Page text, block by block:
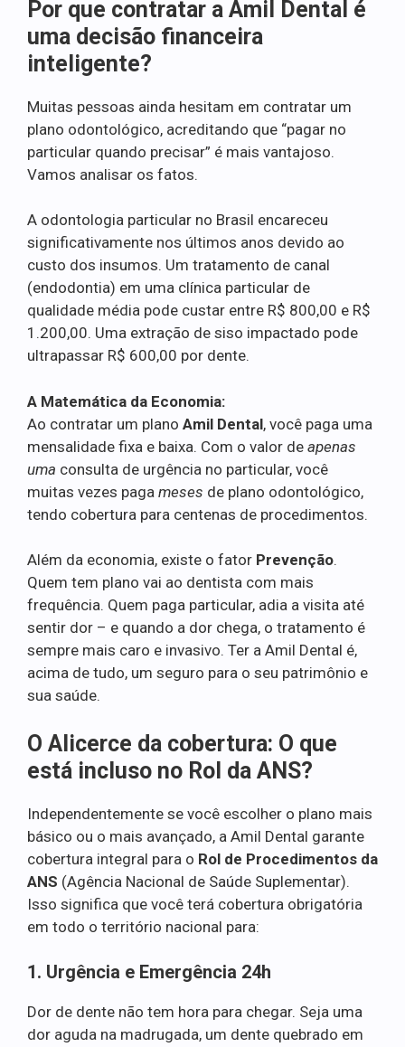
Por que contratar a Amil Dental é
uma decisão financeira
inteligente?
Muitas pessoas ainda hesitam em contratar um
plano odontológico, acreditando que “pagar no
particular quando precisar” é mais vantajoso.
Vamos analisar os fatos.
A odontologia particular no Brasil encareceu
significativamente nos últimos anos devido ao
custo dos insumos. Um tratamento de canal
(endodontia) em uma clínica particular de
qualidade média pode custar entre R$ 800,00 e R$
1.200,00. Uma extração de siso impactado pode
ultrapassar R$ 600,00 por dente.
A Matemática da Economia:
Ao contratar um plano Amil Dental, você paga uma
mensalidade fixa e baixa. Com o valor de apenas
uma consulta de urgência no particular, você
muitas vezes paga meses de plano odontológico,
tendo cobertura para centenas de procedimentos.
Além da economia, existe o fator Prevenção.
Quem tem plano vai ao dentista com mais
frequência. Quem paga particular, adia a visita até
sentir dor – e quando a dor chega, o tratamento é
sempre mais caro e invasivo. Ter a Amil Dental é,
acima de tudo, um seguro para o seu patrimônio e
sua saúde.
O Alicerce da cobertura: O que
está incluso no Rol da ANS?
Independentemente se você escolher o plano mais
básico ou o mais avançado, a Amil Dental garante
cobertura integral para o Rol de Procedimentos da
ANS (Agência Nacional de Saúde Suplementar).
Isso significa que você terá cobertura obrigatória
em todo o território nacional para:
1. Urgência e Emergência 24h
Dor de dente não tem hora para chegar. Seja uma
dor aguda na madrugada, um dente quebrado em